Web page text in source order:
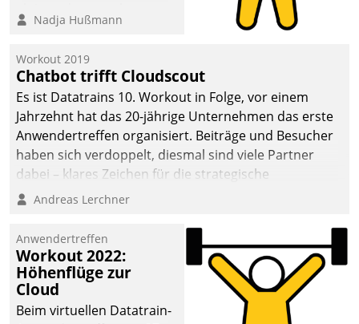
methodisch
Quartier. Dazwischen
zeigte Datatrain, was es
Neues zu bieten hat.
Nadja Hußmann
Workout 2019
Chatbot trifft Cloudscout
Es ist Datatrains 10. Workout in Folge, vor einem
Jahrzehnt hat das 20-jährige Unternehmen das erste
Anwendertreffen organisiert. Beiträge und Besucher
haben sich verdoppelt, diesmal sind viele Partner
dabei – klares Zeichen für die strategische
Fokussierung auf den Kunden.
Andreas Lerchner
Anwendertreffen
Workout 2022:
Höhenflüge zur
Cloud
Beim virtuellen Datatrain-